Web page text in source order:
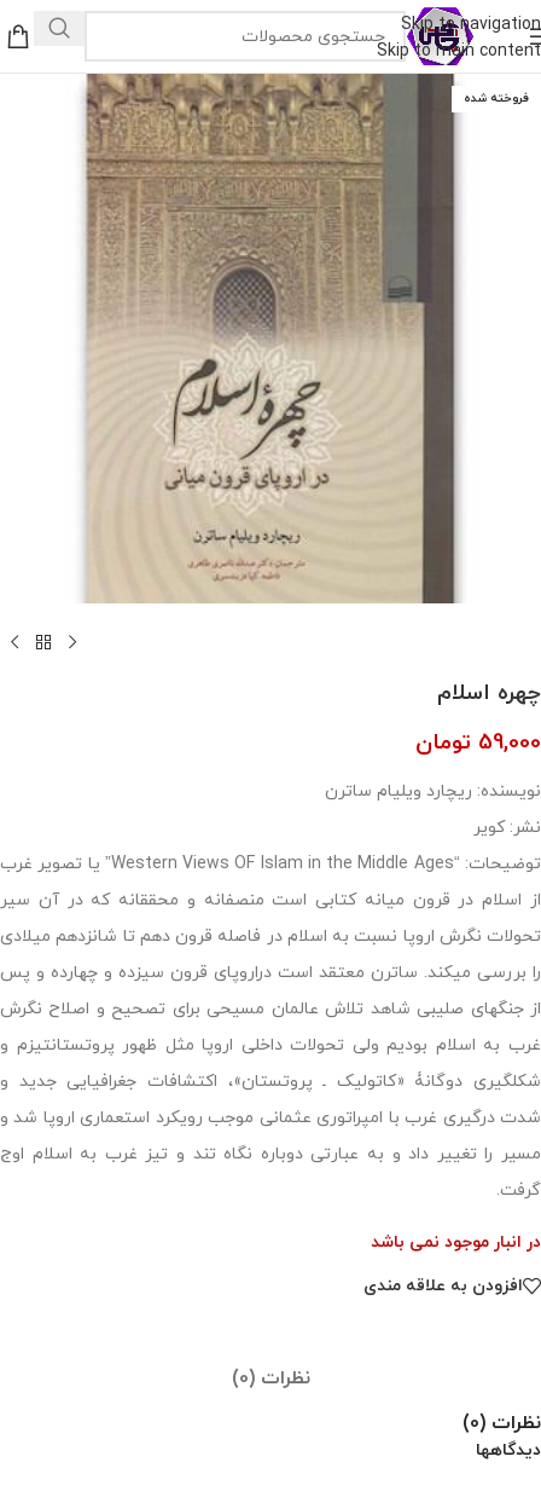
Skip to navigation
Skip to main content
فروخته شده
چهره اسلام
59,000 تومان
نویسنده: ریچارد ویلیام ساترن
نشر: کویر
توضیحات: “Western Views OF Islam in the Middle Ages” یا تصویر غرب
از اسلام در قرون میانه کتابی است منصفانه و محققانه که در آن سیر
تحولات نگرش اروپا نسبت به اسلام در فاصله قرون دهم تا شانزدهم میلادی
را بررسی می­کند. ساترن معتقد است دراروپای قرون سیزده و چهارده و پس
از جنگ­های صلیبی شاهد تلاش عالمان مسیحی برای تصحیح و اصلاح نگرش
غرب به اسلام بودیم ولی تحولات داخلی اروپا مثل ظهور پروتستانتیزم و
شکل­گیری دوگانۀ «کاتولیک ـ پروتستان»، اکتشافات جغرافیایی جدید و
شدت درگیری غرب با امپراتوری عثمانی موجب رویکرد استعماری اروپا شد و
مسیر را تغییر داد و به عبارتی دوباره نگاه تند و تیز غرب به اسلام اوج
گرفت.
در انبار موجود نمی باشد
افزودن به علاقه مندی
نظرات (0)
نظرات (0)
دیدگاهها